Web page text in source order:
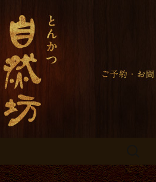
お知らせ＜大田区
かつ＞